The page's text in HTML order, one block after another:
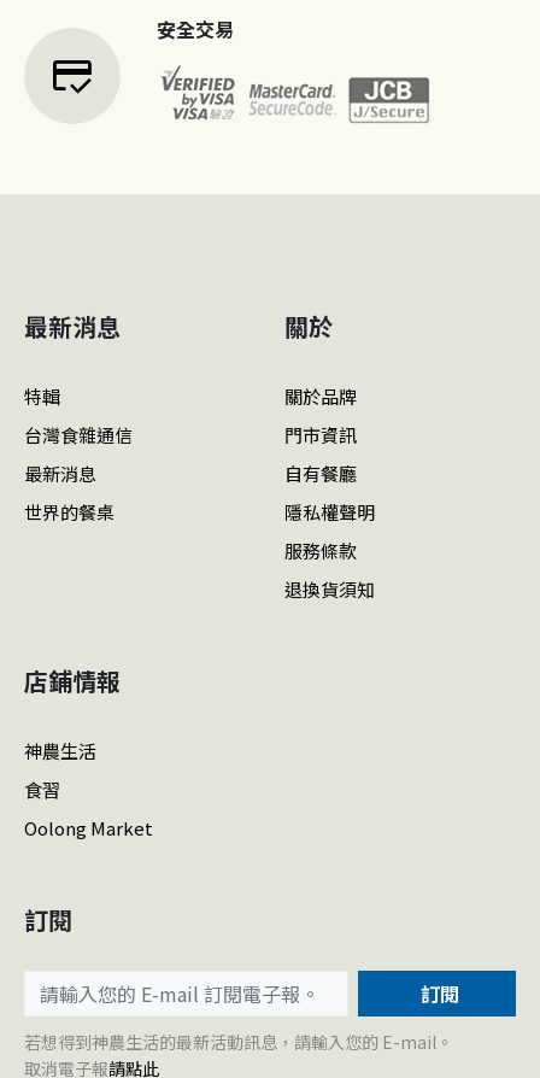
credit_score
安全交易
最新消息
特輯
台灣食雜通信
最新消息
世界的餐桌
關於
關於品牌
門市資訊
自有餐廳
隱私權聲明
服務條款
退換貨須知
店鋪情報
神農生活
食習
Oolong Market
訂閱
訂閱
若想得到神農生活的最新活動訊息，請輸入您的 E-mail。
取消電子報請點此